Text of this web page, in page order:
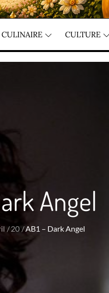
CULINAIRE CULTURE
Angel
20 AB1 – Dark Angel